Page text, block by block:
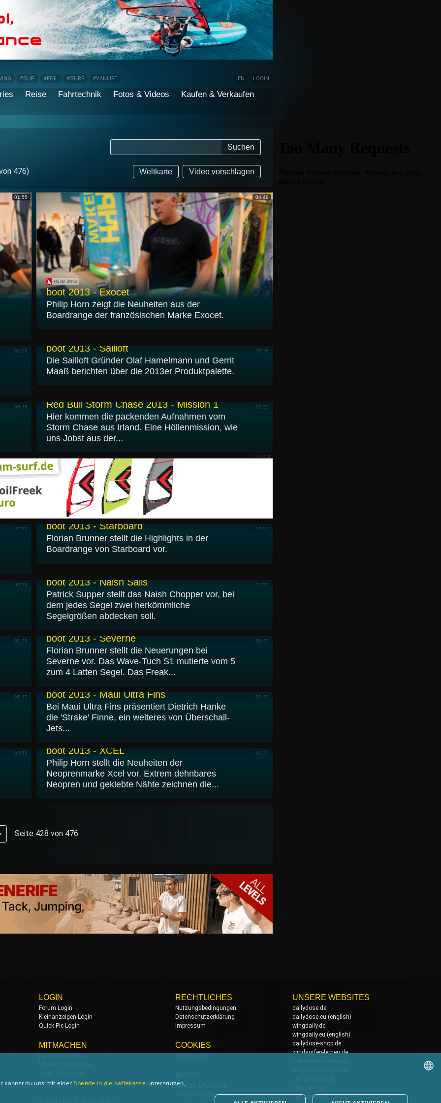
#SUP #FOIL #SURF #VANLIFE EN LOGIN
Reise Fahrtechnik Fotos & Videos Kaufen & Verkaufen
Suchen
476) Weltkarte Video vorschlagen
01:55 04:48
05.02.2013
boot 2013 - Exocet
Philip Horn zeigt die Neuheiten aus der
Boardrange der französischen Marke Exocet.
02:09 05:16
boot 2013 - Sailloft
Die Sailloft Gründer Olaf Hamelmann und Gerrit
Maaß berichten über die 2013er Produktpalette.
00:46 03:22
Red Bull Storm Chase 2013 - Mission 1
Hier kommen die packenden Aufnahmen vom
Storm Chase aus Irland. Eine Höllenmission, wie
uns Jobst aus der...
02:30 10:59
28.01.2013
boot 2013 - Starboard
Florian Brunner stellt die Highlights in der
Boardrange von Starboard vor.
00:56 01:59
boot 2013 - Naish Sails
Patrick Supper stellt das Naish Chopper vor, bei
dem jedes Segel zwei herkömmliche
Segelgrößen abdecken soll.
01:28 06:43
boot 2013 - Severne
Florian Brunner stellt die Neuerungen bei
Severne vor. Das Wave-Tuch S1 mutierte vom 5
zum 4 Latten Segel. Das Freak...
05:47 03:40
boot 2013 - Maui Ultra Fins
Bei Maui Ultra Fins präsentiert Dietrich Hanke
die 'Strake' Finne, ein weiteres von Überschall-
Jets...
03:58 01:31
boot 2013 - XCEL
Philip Horn stellt die Neuheiten der
Neoprenmarke Xcel vor. Extrem dehnbares
Neopren und geklebte Nähte zeichnen die...
Seite 428 von 476
LOGIN
Forum Login
Kleinanzeigen Login
Quick Pic Login
MITMACHEN
Fotos hochladen
Fragen & Antworten
RECHTLICHES
Nutzungsbedingungen
Datenschutzerklärung
Impressum
COOKIES
Einstellungen
Kontakt & Feedback
Werbemöglichkeiten
UNSERE WEBSITES
dailydose.de
dailydose.eu (english)
wingdaily.de
wingdaily.eu (english)
dailydose-shop.de
windsurfen-lernen.de
sup-basics.de
kannst du uns mit einer Spende in die Kaffekasse unterstützen,